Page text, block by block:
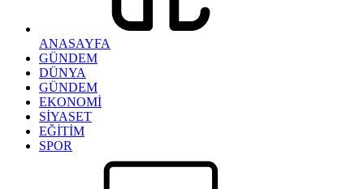
ANASAYFA
GÜNDEM
DÜNYA
GÜNDEM
EKONOMİ
SİYASET
EĞİTİM
SPOR